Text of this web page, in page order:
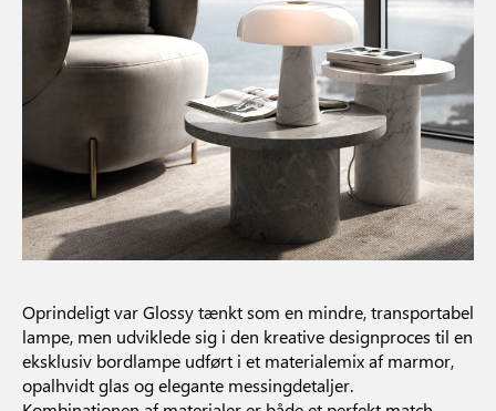
Oprindeligt var Glossy tænkt som en mindre, transportabel
lampe, men udviklede sig i den kreative designproces til en
eksklusiv bordlampe udført i et materialemix af marmor,
opalhvidt glas og elegante messingdetaljer.